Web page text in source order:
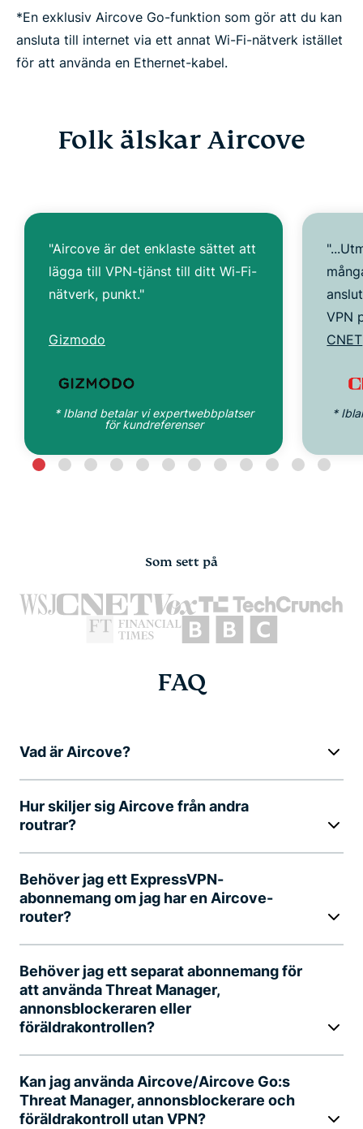
*En exklusiv Aircove Go-funktion som gör att du kan
ansluta till internet via ett annat Wi-Fi-nätverk istället
för att använda en Ethernet-kabel.
Folk älskar Aircove
"Aircove är det enklaste sättet att
lägga till VPN-tjänst till ditt Wi-Fi-
nätverk, punkt."
Gizmodo
* Ibland betalar vi expertwebbplatser
för kundreferenser
VPN
CNET
*
Som sett på
FAQ
Vad är Aircove?
Hur skiljer sig Aircove från andra
routrar?
Behöver jag ett ExpressVPN-
abonnemang om jag har en Aircove-
router?
Behöver jag ett separat abonnemang för
att använda Threat Manager,
annonsblockeraren eller
föräldrakontrollen?
Kan jag använda Aircove/Aircove Go:s
Threat Manager, annonsblockerare och
föräldrakontroll utan VPN?